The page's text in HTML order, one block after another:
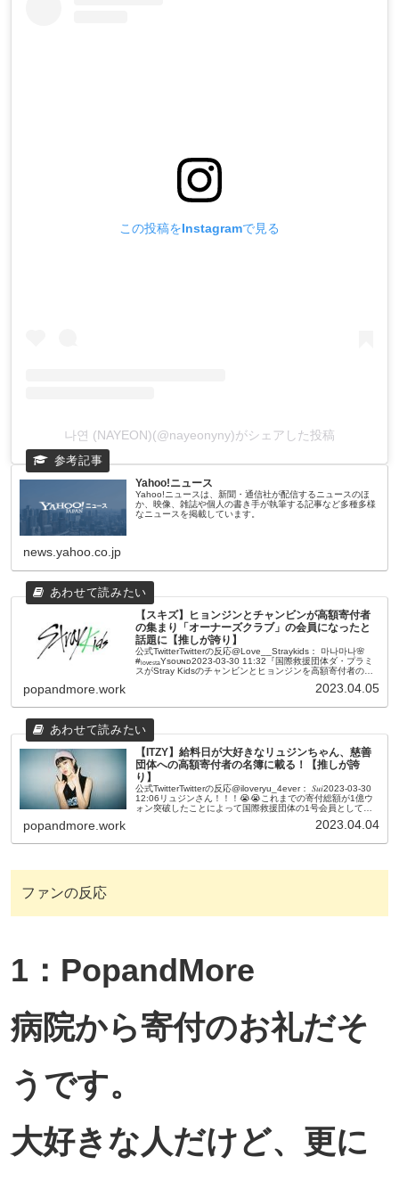
この投稿をInstagramで見る
나연 (NAYEON)(@nayeonyny)がシェアした投稿
Yahoo!ニュース
Yahoo!ニュースは、新聞・通信社が配信するニュースのほ
か、映像、雑誌や個人の書き手が執筆する記事など多種多様
なニュースを掲載しています。
news.yahoo.co.jp
【スキズ】ヒョンジンとチャンビンが高額寄付者
の集まり「オーナーズクラブ」の会員になったと
話題に【推しが誇り】
公式TwitterTwitterの反応@Love__Straykids： 마나마나🌸
#ₗₒᵥₑₛₜₐYsᴏᴜɴᴅ2023-03-30 11:32『国際救援団体ダ・プラミ
スがStray Kidsのチャンビンとヒョンジンを高額寄付者の集
popandmore.work 2023.04.05
【ITZY】給料日が大好きなリュジンちゃん、慈善
団体への高額寄付者の名簿に載る！【推しが誇
り】
公式TwitterTwitterの反応@iloveryu_4ever： 𝑆𝑢𝑖2023-03-30
12:06リュジンさん！！！😭😭これまでの寄付総額が1億ウ
ォン突破したことによって国際救援団体の1号会員として登
popandmore.work 2023.04.04
ファンの反応
1：PopandMore
病院から寄付のお礼だそ
うです。
大好きな人だけど、更に